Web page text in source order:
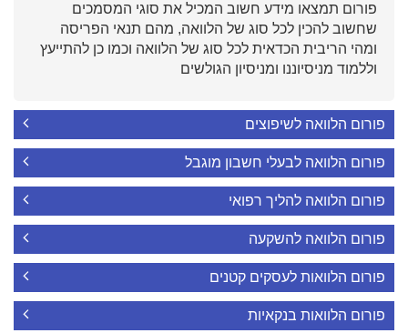
פורום תמצאו מידע חשוב המכיל את סוגי המסמכים
שחשוב להכין לכל סוג של הלוואה, מהם תנאי הפריסה
ומהי הריבית הכדאית לכל סוג של הלוואה וכמו כן להתייעץ
וללמוד מניסיוננו ומניסיון הגולשים
פורום הלוואה לשיפוצים
פורום הלוואה לבעלי חשבון מוגבל
פורום הלוואה להליך רפואי
פורום הלוואה להשקעה
פורום הלוואות לעסקים קטנים
פורום הלוואות בנקאיות